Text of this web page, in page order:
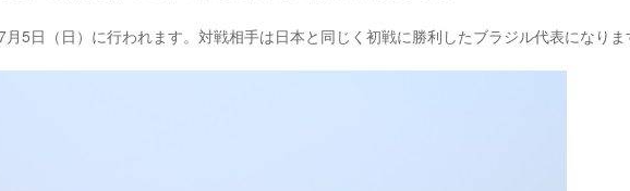
5日（日）に行われます。対戦相手は日本と同じく初戦に勝利したブラジル代表になりま